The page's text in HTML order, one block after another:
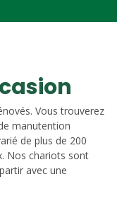
Vous trouverez
manutention
de plus de 200
Nos chariots sont
avec une